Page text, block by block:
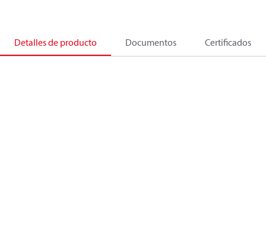
Detalles de producto Documentos Certificados